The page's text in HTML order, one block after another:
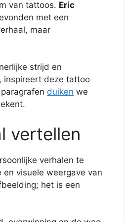
van tattoos. Eric
met een
maar
strijd en
inspireert deze tattoo
duiken we
vertellen
verhalen te
visuele weergave van
het is een